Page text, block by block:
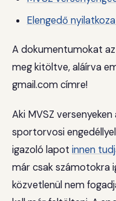
Elengedő
A dokumentumokat
meg kitöltve, aláírva
gmail.com címre!
Aki MVSZ
sportorvosi
igazoló lapot innen
már csak számotokra
közvetlenül nem